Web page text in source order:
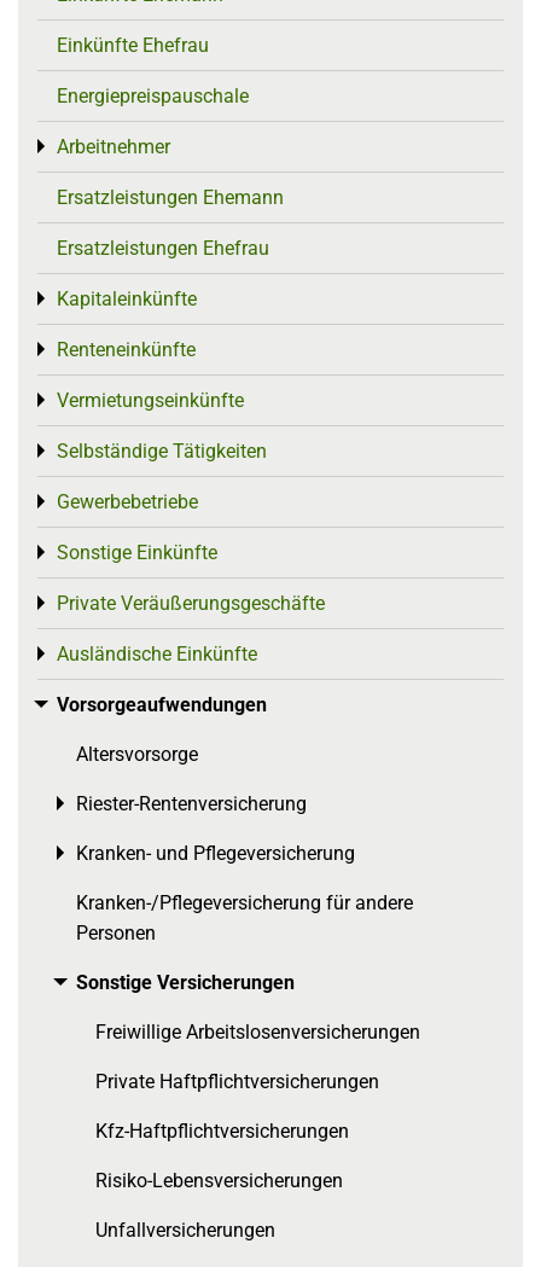
Einkünfte Ehefrau
Energiepreispauschale
Arbeitnehmer
Toggle menu
Ersatzleistungen Ehemann
Ersatzleistungen Ehefrau
Kapitaleinkünfte
Toggle menu
Renteneinkünfte
Toggle menu
Vermietungseinkünfte
Toggle menu
Selbständige Tätigkeiten
Toggle menu
Gewerbebetriebe
Toggle menu
Sonstige Einkünfte
Toggle menu
Private Veräußerungsgeschäfte
Toggle menu
Ausländische Einkünfte
Toggle menu
Vorsorgeaufwendungen
Toggle menu
Altersvorsorge
Riester-Rentenversicherung
Toggle menu
Kranken- und Pflegeversicherung
Toggle menu
Kranken-/Pflegeversicherung für andere
Personen
Sonstige Versicherungen
Toggle menu
Freiwillige Arbeitslosenversicherungen
Private Haftpflichtversicherungen
Kfz-Haftpflichtversicherungen
Risiko-Lebensversicherungen
Unfallversicherungen